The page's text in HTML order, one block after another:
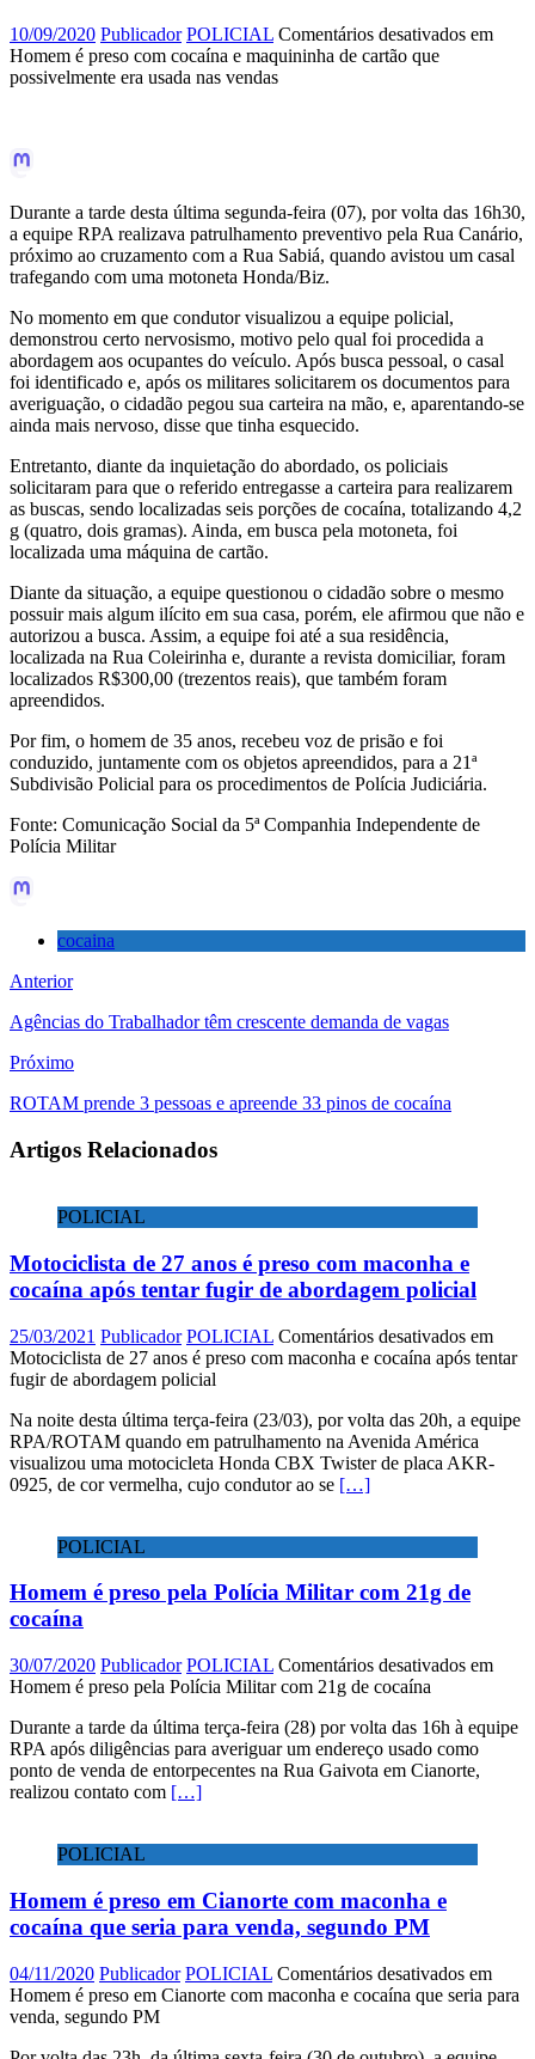
10/09/2020 Publicador POLICIAL Comentários desativados em
Homem é preso com cocaína e maquininha de cartão que
possivelmente era usada nas vendas
Durante a tarde desta última segunda-feira (07), por volta das 16h30,
a equipe RPA realizava patrulhamento preventivo pela Rua Canário,
próximo ao cruzamento com a Rua Sabiá, quando avistou um casal
trafegando com uma motoneta Honda/Biz.
No momento em que condutor visualizou a equipe policial,
demonstrou certo nervosismo, motivo pelo qual foi procedida a
abordagem aos ocupantes do veículo. Após busca pessoal, o casal
foi identificado e, após os militares solicitarem os documentos para
averiguação, o cidadão pegou sua carteira na mão, e, aparentando-se
ainda mais nervoso, disse que tinha esquecido.
Entretanto, diante da inquietação do abordado, os policiais
solicitaram para que o referido entregasse a carteira para realizarem
as buscas, sendo localizadas seis porções de cocaína, totalizando 4,2
g (quatro, dois gramas). Ainda, em busca pela motoneta, foi
localizada uma máquina de cartão.
Diante da situação, a equipe questionou o cidadão sobre o mesmo
possuir mais algum ilícito em sua casa, porém, ele afirmou que não e
autorizou a busca. Assim, a equipe foi até a sua residência,
localizada na Rua Coleirinha e, durante a revista domiciliar, foram
localizados R$300,00 (trezentos reais), que também foram
apreendidos.
Por fim, o homem de 35 anos, recebeu voz de prisão e foi
conduzido, juntamente com os objetos apreendidos, para a 21ª
Subdivisão Policial para os procedimentos de Polícia Judiciária.
Fonte: Comunicação Social da 5ª Companhia Independente de
Polícia Militar
cocaina
Anterior
Agências do Trabalhador têm crescente demanda de vagas
Próximo
ROTAM prende 3 pessoas e apreende 33 pinos de cocaína
Artigos Relacionados
POLICIAL
Motociclista de 27 anos é preso com maconha e
cocaína após tentar fugir de abordagem policial
25/03/2021 Publicador POLICIAL Comentários desativados em
Motociclista de 27 anos é preso com maconha e cocaína após tentar
fugir de abordagem policial
Na noite desta última terça-feira (23/03), por volta das 20h, a equipe
RPA/ROTAM quando em patrulhamento na Avenida América
visualizou uma motocicleta Honda CBX Twister de placa AKR-
0925, de cor vermelha, cujo condutor ao se […]
POLICIAL
Homem é preso pela Polícia Militar com 21g de
cocaína
30/07/2020 Publicador POLICIAL Comentários desativados em
Homem é preso pela Polícia Militar com 21g de cocaína
Durante a tarde da última terça-feira (28) por volta das 16h à equipe
RPA após diligências para averiguar um endereço usado como
ponto de venda de entorpecentes na Rua Gaivota em Cianorte,
realizou contato com […]
POLICIAL
Homem é preso em Cianorte com maconha e
cocaína que seria para venda, segundo PM
04/11/2020 Publicador POLICIAL Comentários desativados em
Homem é preso em Cianorte com maconha e cocaína que seria para
venda, segundo PM